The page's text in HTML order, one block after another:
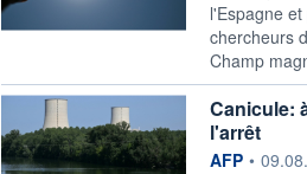
l'Espagne
chercheurs
Champ
Canicule:
l'arrêt
information
AFP •